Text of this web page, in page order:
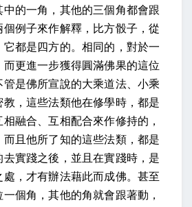
的一角，其他的三個角都會跟
例子來作解釋，比方骰子，從
它都是四方的。相同的，對於一
更進一步獲得圓滿佛果的這位
是佛所宣說的大乘道法、小乘
，這些法類他在修學時，都是
融合、互相配合來作修持的，
且他所了知的這些法類，都是
去實踐之後，並且在實踐時，是
，才有辦法藉此而成佛。甚至
個角，其他的角就會跟著動，